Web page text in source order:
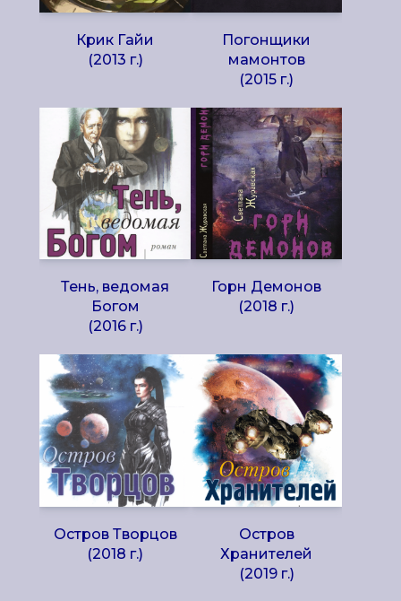
Крик Гайи
(2013 г.)
Погонщики
мамонтов
(2015 г.)
Тень, ведомая
Богом
(2016 г.)
Горн Демонов
(2018 г.)
Остров Творцов
(2018 г.)
Остров
Хранителей
(2019 г.)